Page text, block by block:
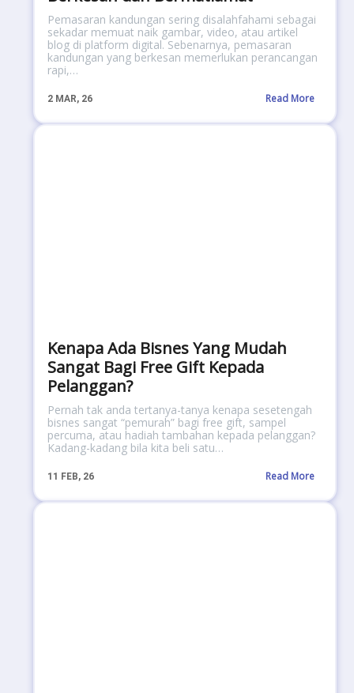
2 MAR, 26
Pemasaran kandungan sering disalahfahami sebagai
sekadar memuat naik gambar, video, atau artikel
blog di platform digital. Sebenarnya, pemasaran
kandungan yang berkesan memerlukan perancangan
rapi,…
Read More
Kenapa Ada Bisnes Yang Mudah
Sangat Bagi Free Gift Kepada
Pelanggan?
11 FEB, 26
Pernah tak anda tertanya-tanya kenapa sesetengah
bisnes sangat “pemurah” bagi free gift, sampel
percuma, atau hadiah tambahan kepada pelanggan?
Kadang-kadang bila kita beli satu…
Read More